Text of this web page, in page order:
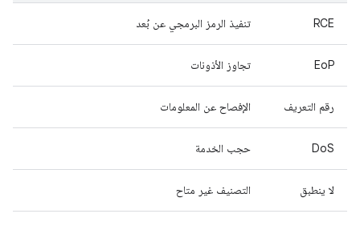
RCE تنفيذ الرمز البرمجي عن بُعد
EoP تجاوز الأذونات
رقم التعريف الإفصاح عن المعلومات
DoS حجب الخدمة
لا ينطبق التصنيف غير متاح